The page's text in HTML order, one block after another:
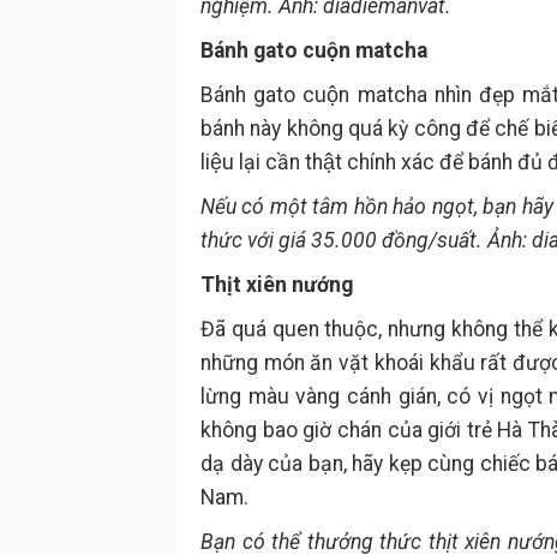
nghiệm. Ảnh: diadiemanvat.
Bánh gato cuộn matcha
Bánh gato cuộn matcha nhìn đẹp
bánh này không quá kỳ công để chế
liệu lại cần thật chính xác để bánh đủ
Nếu có một tâm hồn hảo ngọt, bạn
thức với giá 35.000 đồng/suất. Ảnh:
Thịt xiên nướng
Đã quá quen thuộc, nhưng không thể
những món ăn vặt khoái khẩu rất
lừng màu vàng cánh gián, có vị
không bao giờ chán của giới trẻ Hà
dạ dày của bạn, hãy kẹp cùng chiếc
Nam.
Bạn có thể thưởng thức thịt xiên